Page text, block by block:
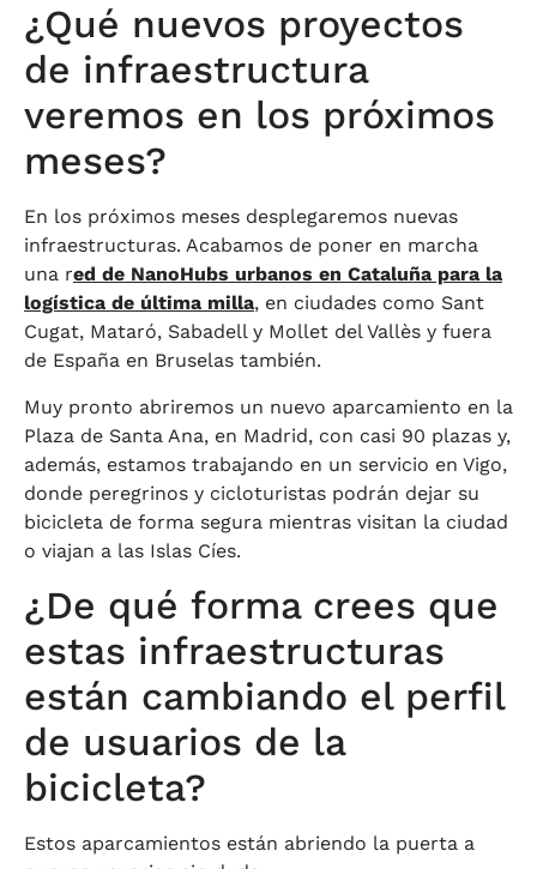
¿Qué nuevos proyectos
de infraestructura
veremos en los próximos
meses?
En los próximos meses desplegaremos nuevas
infraestructuras. Acabamos de poner en marcha
una red de NanoHubs urbanos en Cataluña para la
logística de última milla, en ciudades como Sant
Cugat, Mataró, Sabadell y Mollet del Vallès y fuera
de España en Bruselas también.
Muy pronto abriremos un nuevo aparcamiento en la
Plaza de Santa Ana, en Madrid, con casi 90 plazas y,
además, estamos trabajando en un servicio en Vigo,
donde peregrinos y cicloturistas podrán dejar su
bicicleta de forma segura mientras visitan la ciudad
o viajan a las Islas Cíes.
¿De qué forma crees que
estas infraestructuras
están cambiando el perfil
de usuarios de la
bicicleta?
Estos aparcamientos están abriendo la puerta a